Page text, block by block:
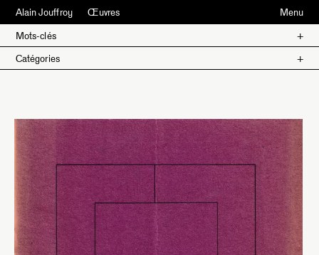
Mots-clés
Catégories
Alain Jouffroy Œuvres Menu